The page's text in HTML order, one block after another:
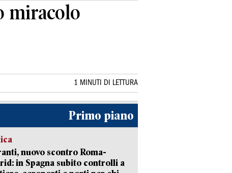
miracolo
1 MINUTI DI LETTURA
Primo piano
nuovo scontro Roma-
in Spagna subito controlli a